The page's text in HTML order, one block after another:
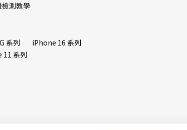
檢測教學
系列
iPhone 16 系列
11 系列